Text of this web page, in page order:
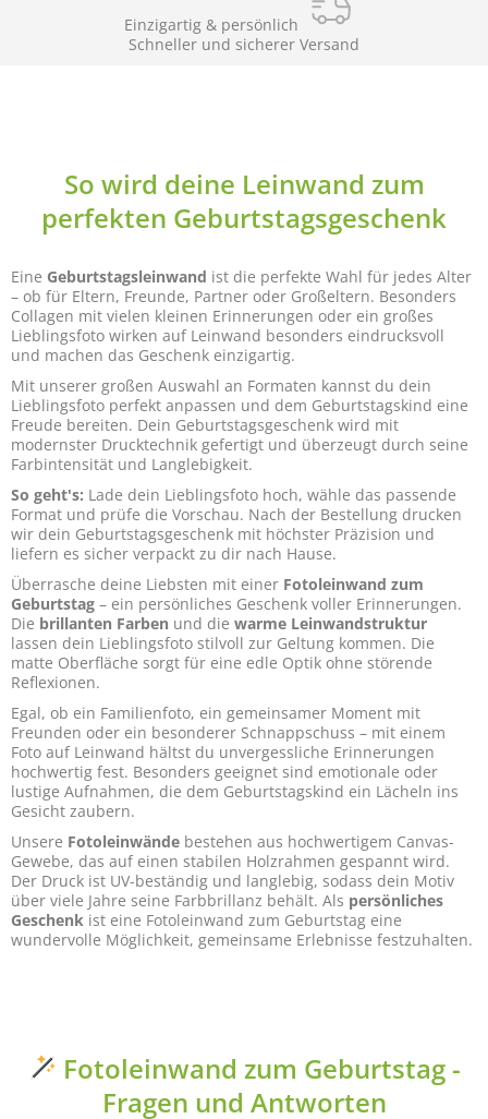
Einzigartig & persönlich
Schneller und sicherer Versand
So wird deine Leinwand zum
perfekten Geburtstagsgeschenk
Eine Geburtstagsleinwand ist die perfekte Wahl für jedes Alter
– ob für Eltern, Freunde, Partner oder Großeltern. Besonders
Collagen mit vielen kleinen Erinnerungen oder ein großes
Lieblingsfoto wirken auf Leinwand besonders eindrucksvoll
und machen das Geschenk einzigartig.
Mit unserer großen Auswahl an Formaten kannst du dein
Lieblingsfoto perfekt anpassen und dem Geburtstagskind eine
Freude bereiten. Dein Geburtstagsgeschenk wird mit
modernster Drucktechnik gefertigt und überzeugt durch seine
Farbintensität und Langlebigkeit.
So geht's: Lade dein Lieblingsfoto hoch, wähle das passende
Format und prüfe die Vorschau. Nach der Bestellung drucken
wir dein Geburtstagsgeschenk mit höchster Präzision und
liefern es sicher verpackt zu dir nach Hause.
Überrasche deine Liebsten mit einer Fotoleinwand zum
Geburtstag – ein persönliches Geschenk voller Erinnerungen.
Die brillanten Farben und die warme Leinwandstruktur
lassen dein Lieblingsfoto stilvoll zur Geltung kommen. Die
matte Oberfläche sorgt für eine edle Optik ohne störende
Reflexionen.
Egal, ob ein Familienfoto, ein gemeinsamer Moment mit
Freunden oder ein besonderer Schnappschuss – mit einem
Foto auf Leinwand hältst du unvergessliche Erinnerungen
hochwertig fest. Besonders geeignet sind emotionale oder
lustige Aufnahmen, die dem Geburtstagskind ein Lächeln ins
Gesicht zaubern.
Unsere Fotoleinwände bestehen aus hochwertigem Canvas-
Gewebe, das auf einen stabilen Holzrahmen gespannt wird.
Der Druck ist UV-beständig und langlebig, sodass dein Motiv
über viele Jahre seine Farbbrillanz behält. Als persönliches
Geschenk ist eine Fotoleinwand zum Geburtstag eine
wundervolle Möglichkeit, gemeinsame Erlebnisse festzuhalten.
Fotoleinwand zum Geburtstag -
Fragen und Antworten